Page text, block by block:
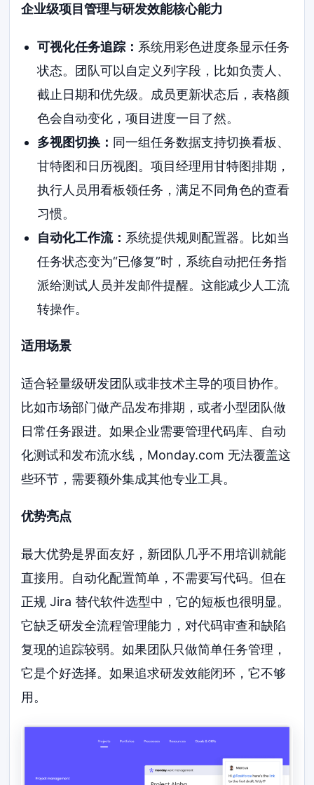
企业级项目管理与研发效能核心能力
可视化任务追踪： 系统用彩色进度条显示任务
状态。团队可以自定义列字段，比如负责人、
截止日期和优先级。成员更新状态后，表格颜
色会自动变化，项目进度一目了然。
多视图切换： 同一组任务数据支持切换看板、
甘特图和日历视图。项目经理用甘特图排期，
执行人员用看板领任务，满足不同角色的查看
习惯。
自动化工作流： 系统提供规则配置器。比如当
任务状态变为“已修复”时，系统自动把任务指
派给测试人员并发邮件提醒。这能减少人工流
转操作。
适用场景
适合轻量级研发团队或非技术主导的项目协作。
比如市场部门做产品发布排期，或者小型团队做
日常任务跟进。如果企业需要管理代码库、自动
化测试和发布流水线，Monday.com 无法覆盖这
些环节，需要额外集成其他专业工具。
优势亮点
最大优势是界面友好，新团队几乎不用培训就能
直接用。自动化配置简单，不需要写代码。但在
正规 Jira 替代软件选型中，它的短板也很明显。
它缺乏研发全流程管理能力，对代码审查和缺陷
复现的追踪较弱。如果团队只做简单任务管理，
它是个好选择。如果追求研发效能闭环，它不够
用。